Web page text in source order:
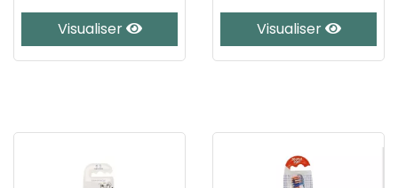
Visualiser Visualiser